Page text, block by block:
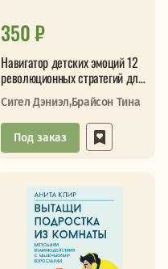
350 ₽
Навигатор детских эмоций 12
революционных стратегий для
развития эмоционального
Сигел Дэниэл,Брайсон Тина
Под заказ